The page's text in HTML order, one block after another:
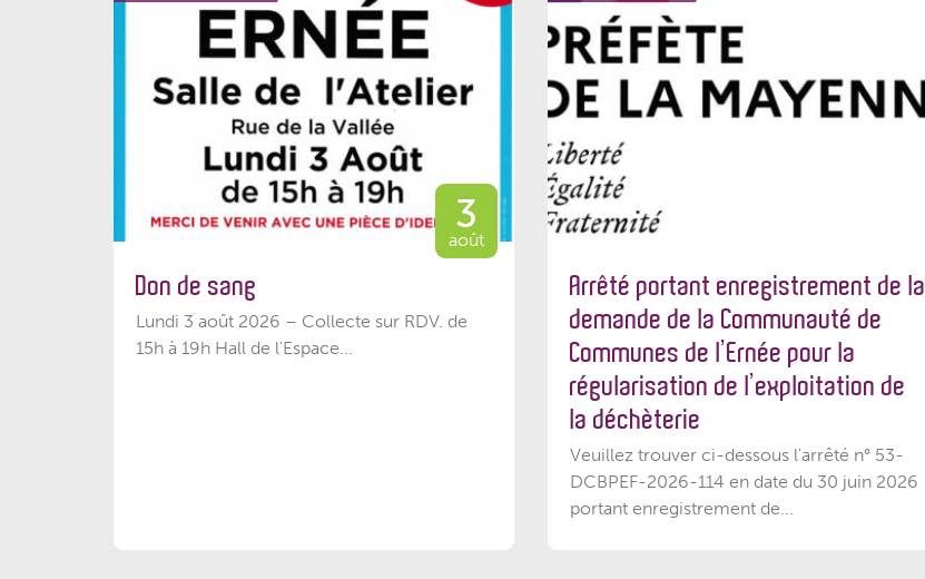
3
août
Don de sang
Lundi 3 août 2026 – Collecte sur RDV. de
15h à 19h Hall de l'Espace...
Arrêté portant enregistrement de la
demande de la Communauté de
Communes de l’Ernée pour la
régularisation de l’exploitation de
la déchèterie
Veuillez trouver ci-dessous l'arrêté n° 53-
DCBPEF-2026-114 en date du 30 juin 2026
portant enregistrement de...